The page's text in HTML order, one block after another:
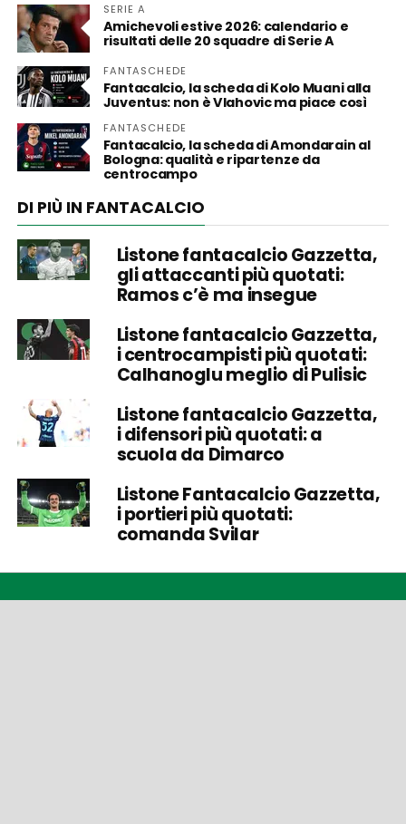
SERIE A
Amichevoli estive 2026: calendario e
risultati delle 20 squadre di Serie A
FANTASCHEDE
Fantacalcio, la scheda di Kolo Muani alla
Juventus: non è Vlahovic ma piace così
FANTASCHEDE
Fantacalcio, la scheda di Amondarain al
Bologna: qualità e ripartenze da
centrocampo
DI PIÙ IN FANTACALCIO
Listone fantacalcio Gazzetta,
gli attaccanti più quotati:
Ramos c’è ma insegue
Listone fantacalcio Gazzetta,
i centrocampisti più quotati:
Calhanoglu meglio di Pulisic
Listone fantacalcio Gazzetta,
i difensori più quotati: a
scuola da Dimarco
Listone Fantacalcio Gazzetta,
i portieri più quotati:
comanda Svilar